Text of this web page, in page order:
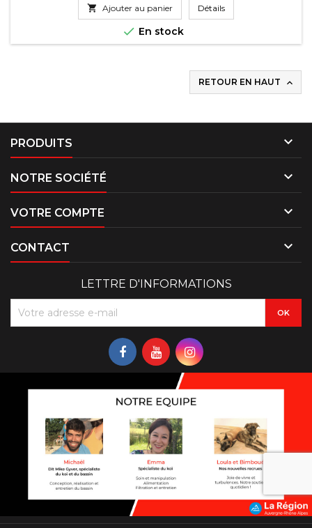
 Ajouter au panier Détails
 En stock
RETOUR EN HAUT 
PRODUITS 
NOTRE SOCIÉTÉ 
VOTRE COMPTE 
CONTACT 
LETTRE D'INFORMATIONS